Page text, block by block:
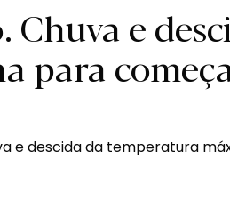
Chuva e
para